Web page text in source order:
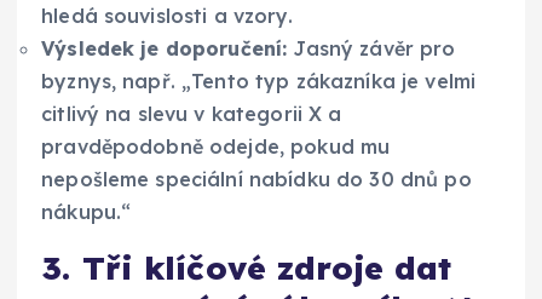
hledá souvislosti a vzory.
Výsledek je doporučení: Jasný závěr pro
byznys, např. „Tento typ zákazníka je velmi
citlivý na slevu v kategorii X a
pravděpodobně odejde, pokud mu
nepošleme speciální nabídku do 30 dnů po
nákupu.“
3. Tři klíčové zdroje dat